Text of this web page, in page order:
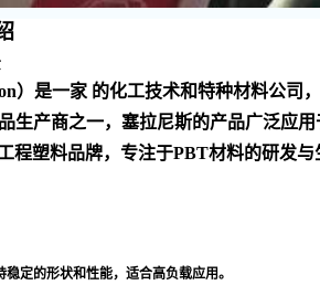
）是一家 的化工技术和特种材料公
生产商之一，塞拉尼斯的产品广泛应
程塑料品牌，专注于PBT材料的研发
稳定的形状和性能，适合高负载应用。